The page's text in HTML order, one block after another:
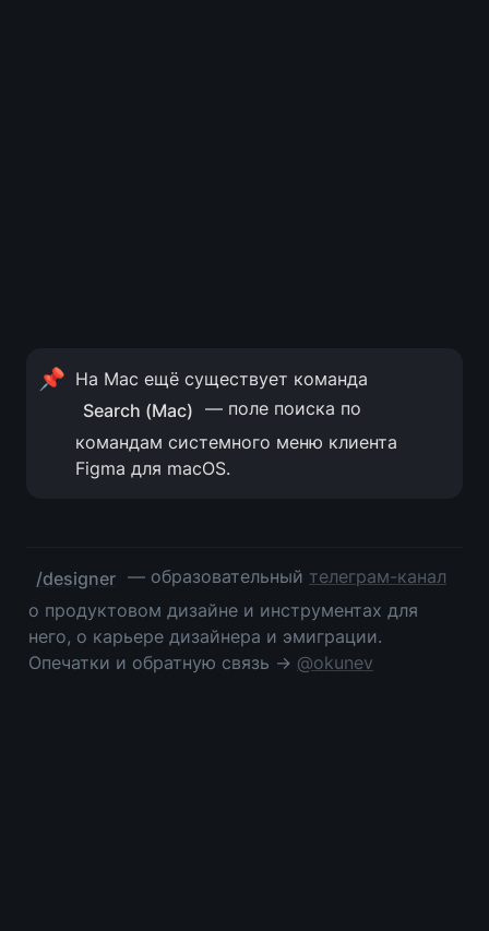
📌 На Mac ещё существует команда
Search (Mac) — поле поиска по
командам системного меню клиента
Figma для macOS.
/designer — образовательный телеграм-канал
о продуктовом дизайне и инструментах для
него, о карьере дизайнера и эмиграции.
Опечатки и обратную связь → @okunev